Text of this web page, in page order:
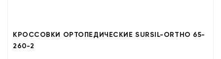
КРОССОВКИ ОРТОПЕДИЧЕСКИЕ SURSIL-ORTHO 65-
260-2